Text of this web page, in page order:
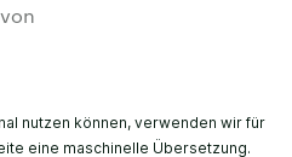
nutzen können, verwenden wir für
eine maschinelle Übersetzung.